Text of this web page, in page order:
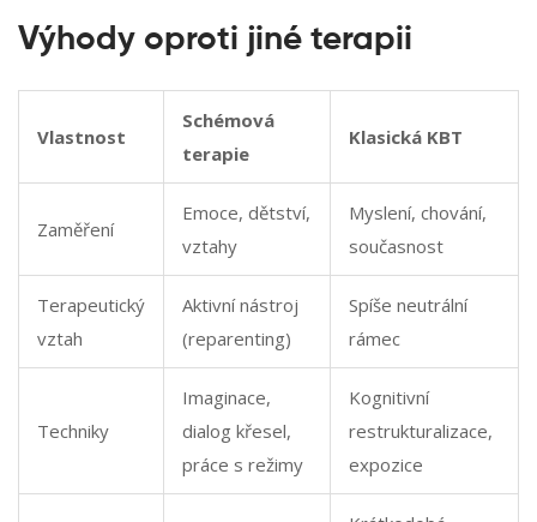
Výhody oproti jiné terapii
Vlastnost
Schémová
terapie
Klasická KBT
Zaměření
Emoce, dětství,
vztahy
Myslení, chování,
současnost
Terapeutický
vztah
Aktivní nástroj
(reparenting)
Spíše neutrální
rámec
Techniky
Imaginace,
dialog křesel,
práce s režimy
Kognitivní
restrukturalizace,
expozice